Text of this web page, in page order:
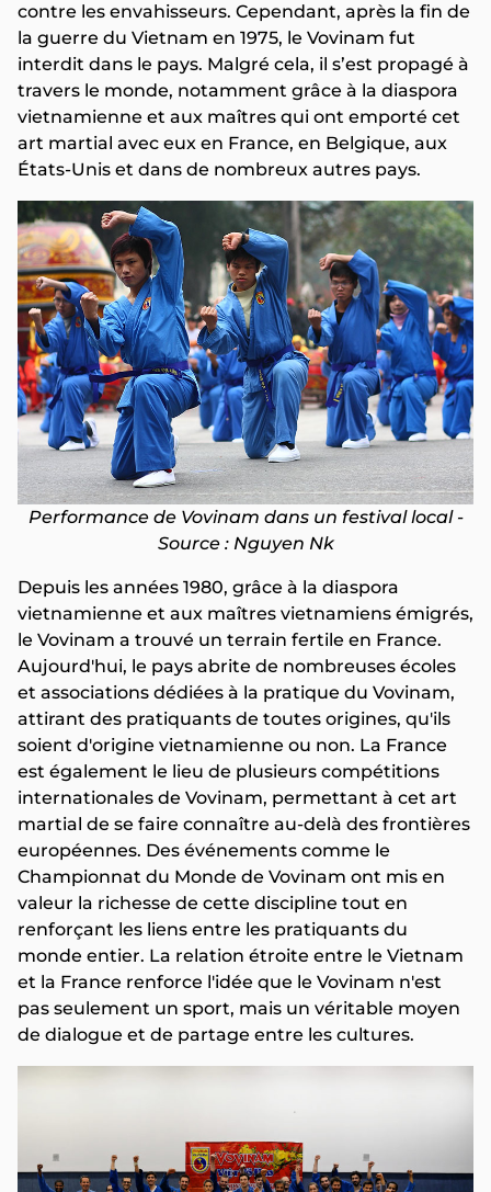
contre les envahisseurs. Cependant, après la fin de
la guerre du Vietnam en 1975, le Vovinam fut
interdit dans le pays. Malgré cela, il s’est propagé à
travers le monde, notamment grâce à la diaspora
vietnamienne et aux maîtres qui ont emporté cet
art martial avec eux en France, en Belgique, aux
États-Unis et dans de nombreux autres pays.
Performance de Vovinam dans un festival local -
Source : Nguyen Nk
Depuis les années 1980, grâce à la diaspora
vietnamienne et aux maîtres vietnamiens émigrés,
le Vovinam a trouvé un terrain fertile en France.
Aujourd'hui, le pays abrite de nombreuses écoles
et associations dédiées à la pratique du Vovinam,
attirant des pratiquants de toutes origines, qu'ils
soient d'origine vietnamienne ou non. La France
est également le lieu de plusieurs compétitions
internationales de Vovinam, permettant à cet art
martial de se faire connaître au-delà des frontières
européennes. Des événements comme le
Championnat du Monde de Vovinam ont mis en
valeur la richesse de cette discipline tout en
renforçant les liens entre les pratiquants du
monde entier. La relation étroite entre le Vietnam
et la France renforce l'idée que le Vovinam n'est
pas seulement un sport, mais un véritable moyen
de dialogue et de partage entre les cultures.